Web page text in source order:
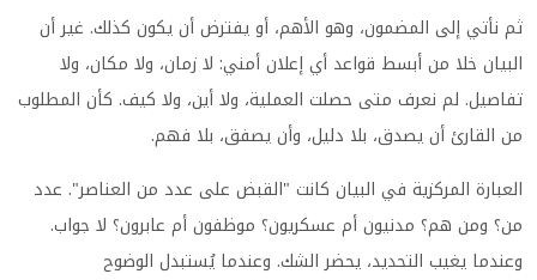
ثم نأتي إلى المضمون، وهو الأهم، أو يفترض أن يكون كذلك. غير أن
البيان خلا من أبسط قواعد أي إعلان أمني: لا زمان، ولا مكان، ولا
تفاصيل. لم نعرف متى حصلت العملية، ولا أين، ولا كيف. كأن المطلوب
من القارئ أن يصدق، بلا دليل، وأن يصفق، بلا فهم.
العبارة المركزية في البيان كانت "القبض على عدد من العناصر". عدد
من؟ ومن هم؟ مدنيون أم عسكريون؟ موظفون أم عابرون؟ لا جواب.
وعندما يغيب التحديد، يحضر الشك. وعندما يُستبدل الوضوح